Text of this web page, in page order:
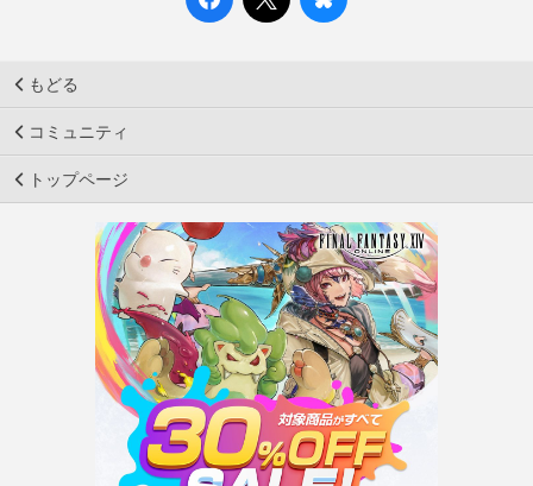
もどる
コミュニティ
トップページ